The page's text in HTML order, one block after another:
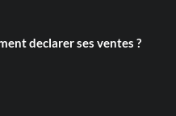
declarer ses ventes ?